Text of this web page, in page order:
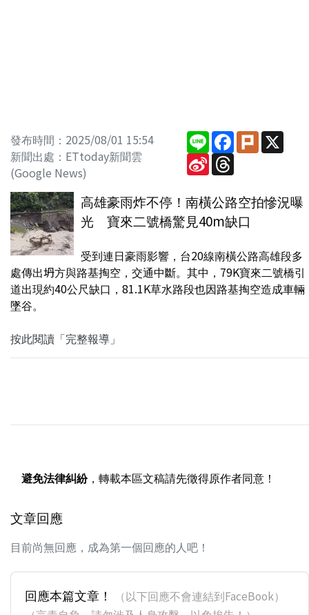
發布時間：2025/08/01 15:54
新聞出處：ETtoday新聞雲
(Google News)
LineFacebook
PlurkX
Sina
Weibo
Threads
高雄豪雨炸不停！南橫公路空拍慘況曝
光 寶來二號橋驚見40m缺口
受到連日豪雨影響，台20線南橫公路高雄段多
處傳出坍方與路基掏空，交通中斷。其中，79K寶來二號橋引
道出現約40公尺缺口，81.1K草水路段也因路基掏空造成車輛
墜谷。
按此閱讀「完整報導」
避免法律糾紛，轉載本區文稿請先徵得原作者同意！
文章回應
目前尚無回應，成為第一個回應的人吧！
回應本篇文章！
（以下回應不會連結到FaceBook）